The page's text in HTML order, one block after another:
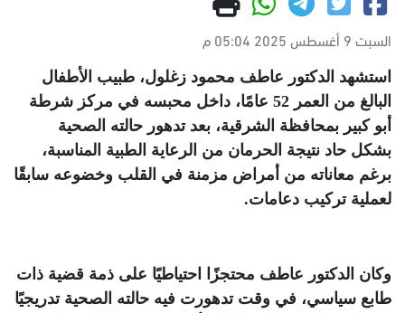
السبت 9 أغسطس 2025 05:04 م
استشهد الدكتور عاطف محمود زغلول، طبيب الأطفال
البالغ من العمر 52 عامًا، داخل محبسه في مركز شرطة
أبو كبير بمحافظة الشرقية، بعد تدهور حالته الصحية
بشكل حاد نتيجة الحرمان من الرعاية الطبية المناسبة،
برغم معاناته من أمراض مزمنة في القلب وخضوعه سابقًا
لعملية تركيب دعامات.
وكان الدكتور عاطف محتجزًا احتياطيًا على ذمة قضية ذات
طابع سياسي، في وقت تدهورت فيه حالته الصحية تدريجيًا